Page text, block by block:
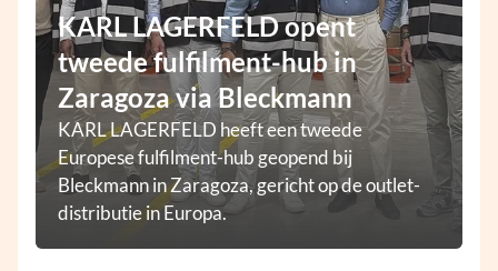
KARL LAGERFELD opent
tweede fulfilment-hub in
Zaragoza via Bleckmann
KARL LAGERFELD heeft een tweede
Europese fulfilment-hub geopend bij
Bleckmann in Zaragoza, gericht op de outlet-
distributie in Europa.